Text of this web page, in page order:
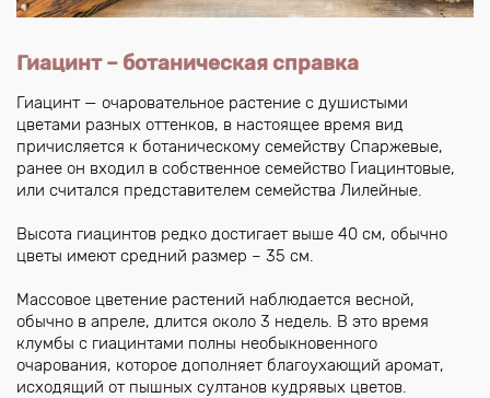
Гиацинт – ботаническая справка
Гиацинт — очаровательное растение с душистыми
цветами разных оттенков, в настоящее время вид
причисляется к ботаническому семейству Спаржевые,
ранее он входил в собственное семейство Гиацинтовые,
или считался представителем семейства Лилейные.
Высота гиацинтов редко достигает выше 40 см, обычно
цветы имеют средний размер – 35 см.
Массовое цветение растений наблюдается весной,
обычно в апреле, длится около 3 недель. В это время
клумбы с гиацинтами полны необыкновенного
очарования, которое дополняет благоухающий аромат,
исходящий от пышных султанов кудрявых цветов.